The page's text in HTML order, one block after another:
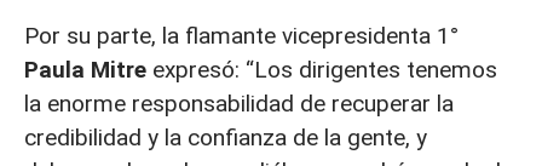
Por su parte, la flamante vicepresidenta 1°
Paula Mitre expresó: “Los dirigentes tenemos
la enorme responsabilidad de recuperar la
credibilidad y la confianza de la gente, y